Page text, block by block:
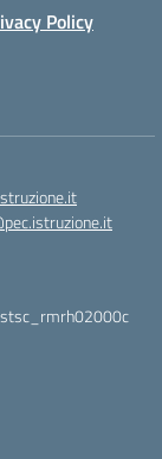
Policy
istsc_rmrh02000c